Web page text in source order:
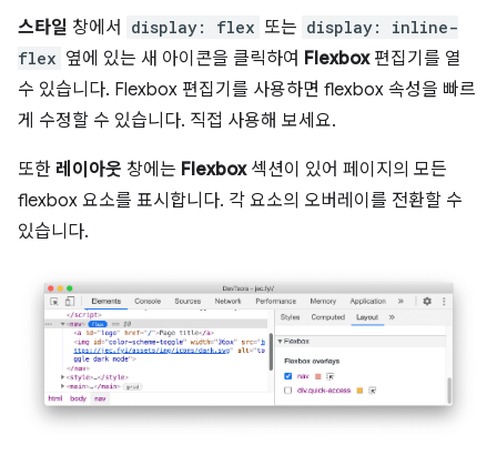
스타일 창에서 display: flex 또는 display: inline-
flex 옆에 있는 새 아이콘을 클릭하여 Flexbox편집기를 열
수 있습니다. Flexbox 편집기를 사용하면 flexbox 속성을 빠르
게 수정할 수 있습니다. 직접 사용해 보세요.
또한 레이아웃 창에는 Flexbox섹션이 있어 페이지의 모든
flexbox 요소를 표시합니다. 각 요소의 오버레이를 전환할 수
있습니다.